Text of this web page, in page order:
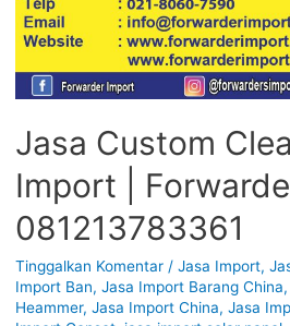
Jasa Custom
Import |
081213783361
Tinggalkan Komentar / Jasa Import,
Import Ban, Jasa Import Barang China,
Heammer, Jasa Import China, Jasa